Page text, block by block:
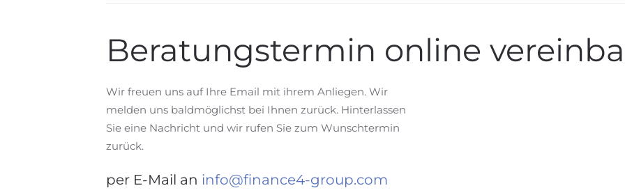
Beratungstermin online
Wir freuen uns auf Ihre Email mit ihrem Anliegen. Wir
melden uns baldmöglichst bei Ihnen zurück. Hinterlassen
Sie eine Nachricht und wir rufen Sie zum Wunschtermin
zurück.
per E-Mail an info@finance4-group.com